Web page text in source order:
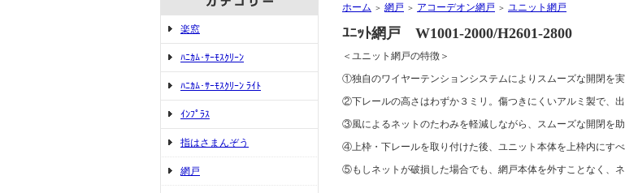
楽窓
ﾊﾆｶﾑ･ｻｰﾓｽｸﾘｰﾝ
ﾊﾆｶﾑ･ｻｰﾓｽｸﾘｰﾝ ﾗｲﾄ
ｲﾝﾌﾟﾗｽ
指はさまんぞう
網戸
ホーム ＞ 網戸 ＞ アコーデオン網戸 ＞ ユニット網戸
ﾕﾆｯﾄ網戸 W1001-2000/H2601-2800
＜ユニット網戸の特徴＞
①独自のワイヤーテンションシステムによりスムーズな開閉を
②下レールの高さはわずか３ミリ。傷つきにくいアルミ製で、
③風によるネットのたわみを軽減しながら、スムーズな開閉を助
④上枠・下レールを取り付けた後、ユニット本体を上枠内にす
⑤もしネットが破損した場合でも、網戸本体を外すことなく、ネ